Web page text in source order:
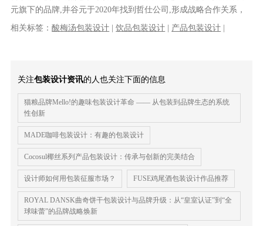
元旗下的品牌,井谷元于2020年找到哲仕公司,形成战略合作关系，
哲仕为井谷元整体策划并设计了......
相关标签：酸梅汤包装设计 |饮品包装设计 产品包装设计
关注包装设计资讯的人也关注下面的信息
猫粮品牌Mello!的趣味包装设计革命 —— 从包装到品牌生态的系统
性创新
MADE咖啡包装设计：有趣的包装设计
Cocosul椰丝系列产品包装设计：传承与创新的完美结合
设计师如何用包装征服市场？ FUSE鸡尾酒包装设计作品推荐
ROYAL DANSK曲奇饼干包装设计与品牌升级：从“皇室认证”到“全
球味蕾”的品牌战略焕新